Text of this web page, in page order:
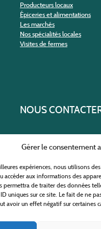
Gérer le consentement
expériences, nous utilisons
accéder aux informations des
permettra de traiter des données
uniques sur ce site. Le fait de ne
avoir un effet négatif sur certaines
Producteurs locaux
Épiceries et alimentations
Les marchés
Nos spécialités locales
Visites de fermes
NOUS